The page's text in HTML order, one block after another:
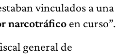
vinculados a una
narcotráfico en curso”.
general de